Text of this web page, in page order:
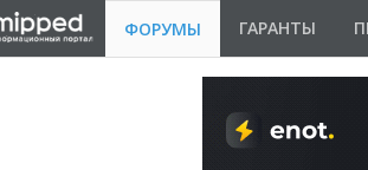
ФОРУМЫ ГАРАНТЫ